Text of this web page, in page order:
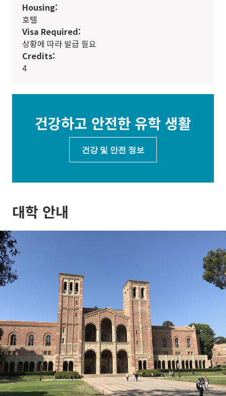
Housing:
호텔
Visa Required:
상황에 따라 발급 필요
Credits:
4
건강하고 안전한 유학 생활
건강 및 안전 정보
대학 안내